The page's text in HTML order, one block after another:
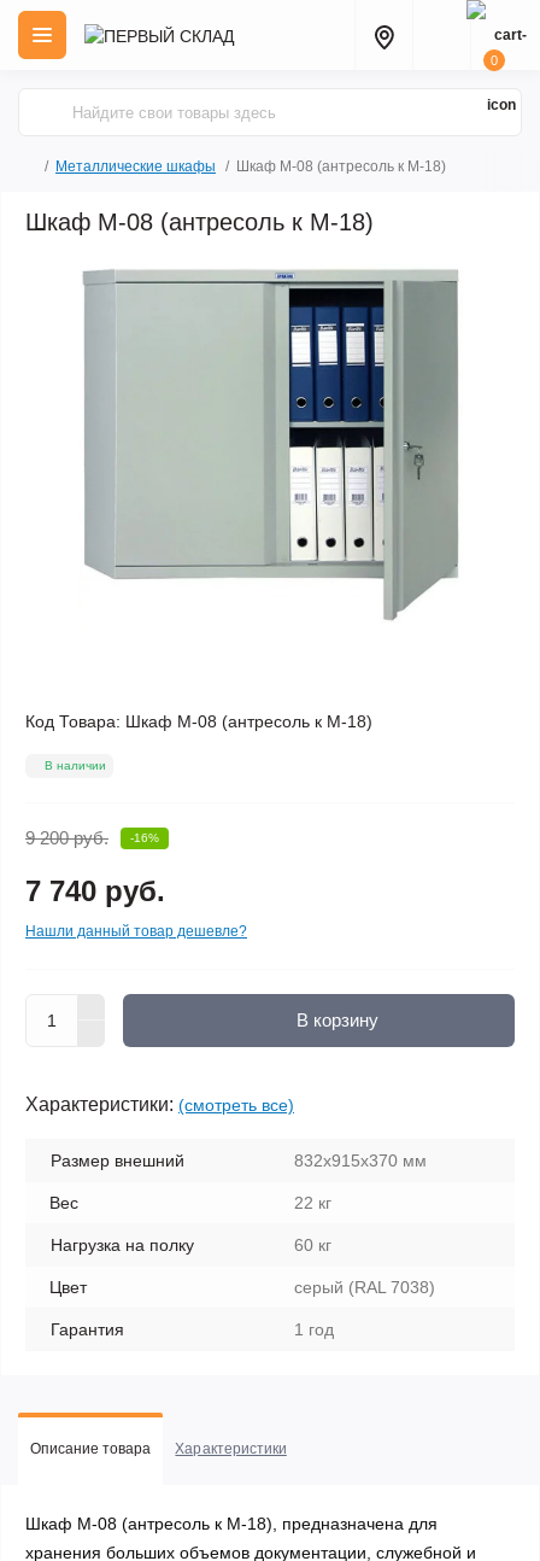
0
Металлические шкафы Шкаф M-08 (антресоль к M-18)
Шкаф M-08 (антресоль к M-18)
Код Товара: Шкаф M-08 (антресоль к M-18)
В наличии
9 200 руб. -16%
7 740 руб.
Нашли данный товар дешевле?
В корзину
Характеристики: (смотреть все)
Размер внешний 832x915x370 мм
Вес 22 кг
Нагрузка на полку 60 кг
Цвет серый (RAL 7038)
Гарантия 1 год
Описание товара Характеристики
Шкаф M-08 (антресоль к M-18), предназначена для
хранения больших объемов документации, служебной и